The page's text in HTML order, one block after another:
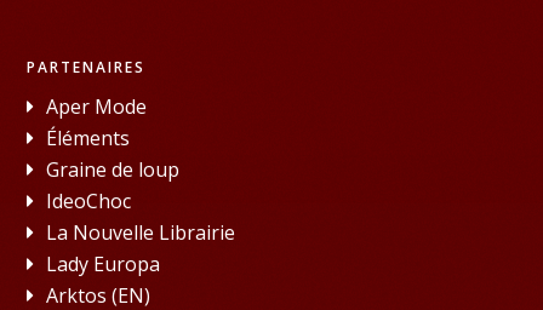
PARTENAIRES
Aper Mode
Éléments
Graine de loup
IdeoChoc
La Nouvelle Librairie
Lady Europa
Arktos (EN)